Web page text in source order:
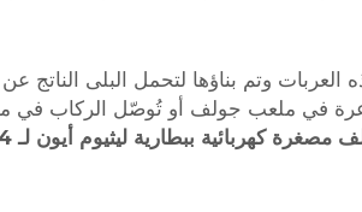
وتم بناؤها لتحمل البلى الناتج عن
وعرة في ملعب جولف أو تُوصّل الركاب في
عربة غولف مصغرة كهربائية